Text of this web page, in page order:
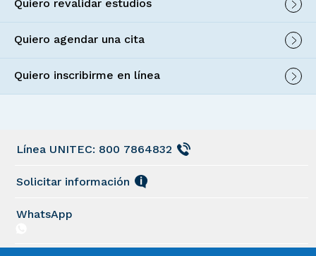
Quiero revalidar estudios
Quiero agendar una cita
Quiero inscribirme en línea
Línea UNITEC: 800 7864832
Solicitar información
WhatsApp